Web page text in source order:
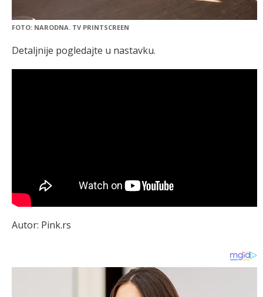
FOTO: NARODNA. TV PRINTSCREEN
Detaljnije pogledajte u nastavku.
Autor: Pink.rs